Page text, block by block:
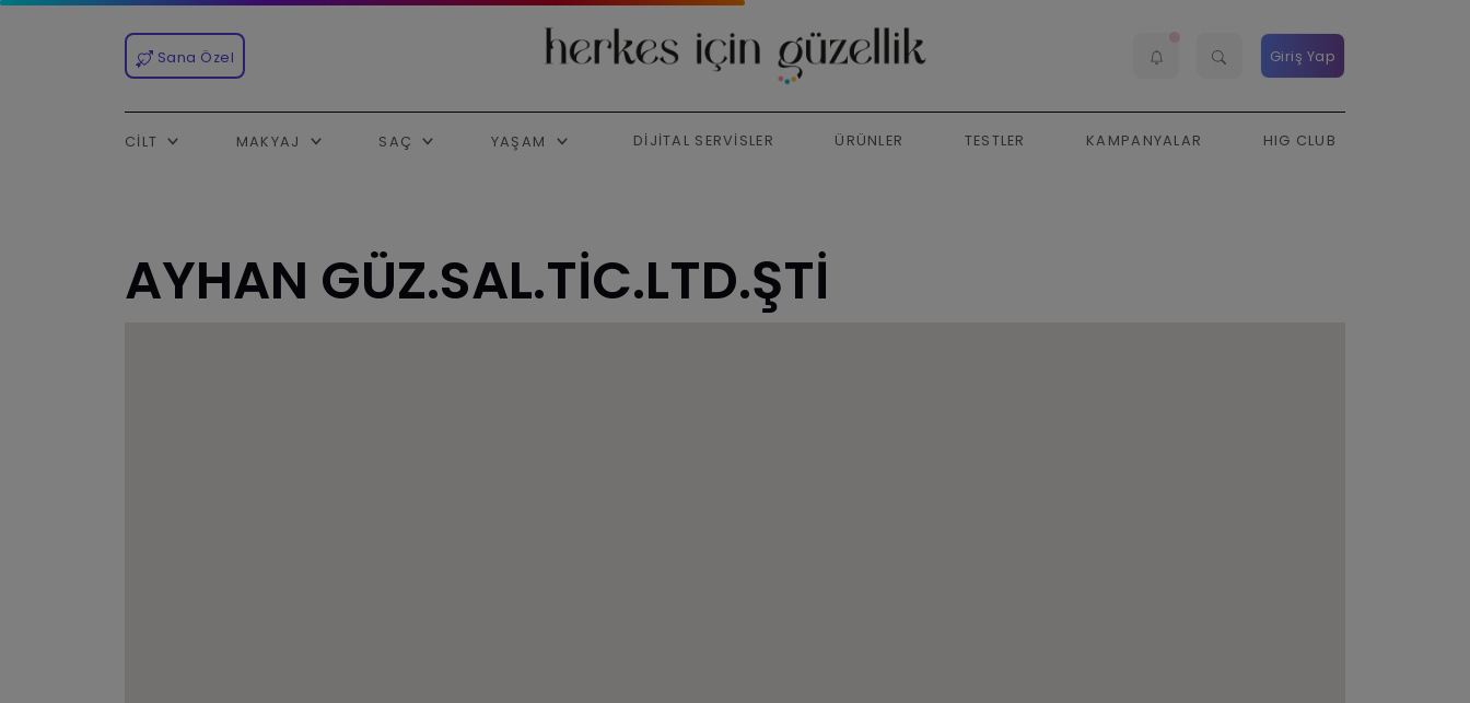
Sana Özel Giriş Yap
CILT MAKYAJ SAÇ YAŞAM DIJITAL SERVISLER ÜRÜNLER TESTLER KAMPANYALAR HIG CLUB
AYHAN GÜZ.SAL.TİC.LTD.ŞTİ